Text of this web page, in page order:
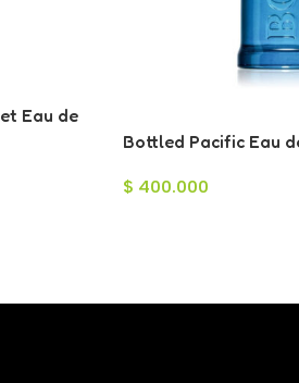
Eau de
Bottled Pacific Eau
$ 400.000